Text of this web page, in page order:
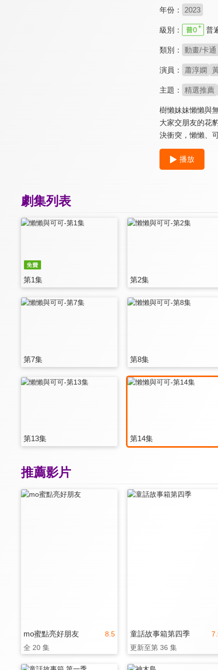
年份： 2023
級別： 普
類別： 動畫/卡通
演員： 蕭淳嫻
主題： 精選推薦
樹懶妹妹懶懶與
大家交朋友的花
決衝突，懶懶、
播放
劇集列表
第1集 第2集
第7集 第8集
第13集 第14集
推薦影片
8.5
mo蜜點亮好朋友
全 20 集
童話故事箱第四季
更新至第 36 集